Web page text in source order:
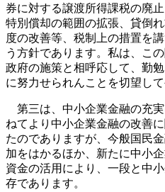
券に対する譲渡所得課税の廃
特別償却の範囲の拡張、貸倒
度の改善等、税制上の措置を
う方針であります。私は、こ
政府の施策と相呼応して、勤
に努力せられんことを切望して
第三は、中小企業金融の充
ねてより中小企業金融の改善
たのでありますが、今般国民
加をはかるほか、新たに中小
資金の活用により、一段と中
存であります。